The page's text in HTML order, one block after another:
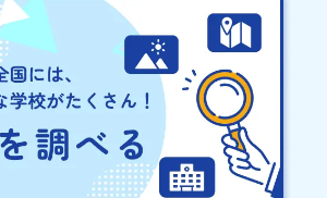
一人ひとりの夢や価値観に合った地域・学校
ができるシステム「地域みらい留学」をはじ
地域活性モデルをつくり続けています。名
・教育魅力化プラットフォーム設 立：2017
所在地：〒690-0842 島根県松江市東本町二
階 その他所在地公式HP：http://c-
合わせ先担当：小川・小原E-mail：
めし地域留学体験」のプログラム開催情報
！ぜひご登録ください♪地域みらい留学公式